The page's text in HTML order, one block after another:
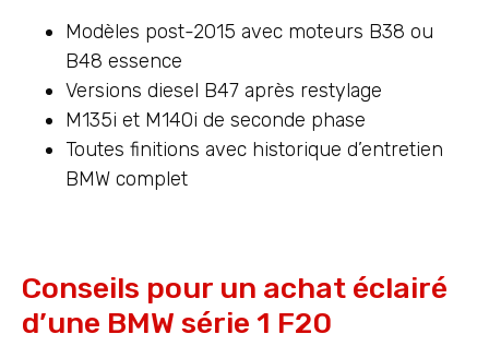
Modèles post-2015 avec moteurs B38 ou
B48 essence
Versions diesel B47 après restylage
M135i et M140i de seconde phase
Toutes finitions avec historique d’entretien
BMW complet
Conseils pour un achat éclairé
d’une BMW série 1 F20